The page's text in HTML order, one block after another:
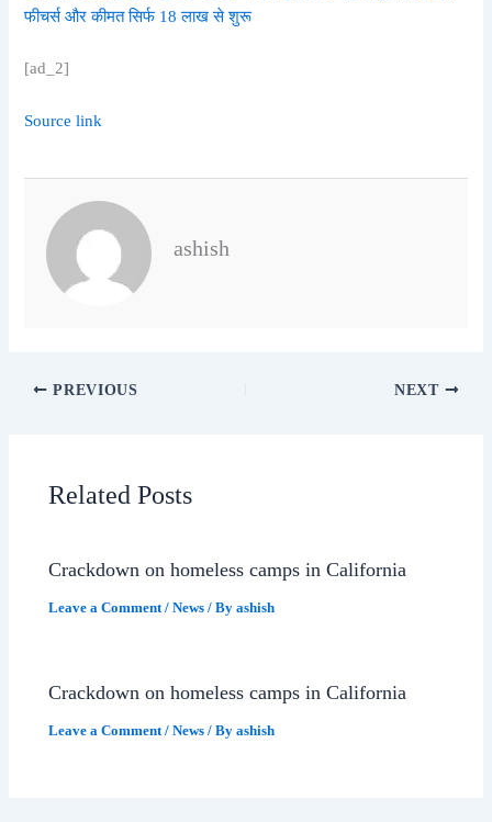
फीचर्स और कीमत सिर्फ 18 लाख से शुरू
[ad_2]
Source link
ashish
PREVIOUS NEXT
Related Posts
Crackdown on homeless camps in California
Leave a Comment /News / Byashish
Crackdown on homeless camps in California
Leave a Comment /News / Byashish